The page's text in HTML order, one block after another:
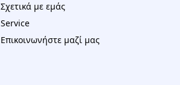
Σχετικά με εμάς
Service
Επικοινωνήστε μαζί μας